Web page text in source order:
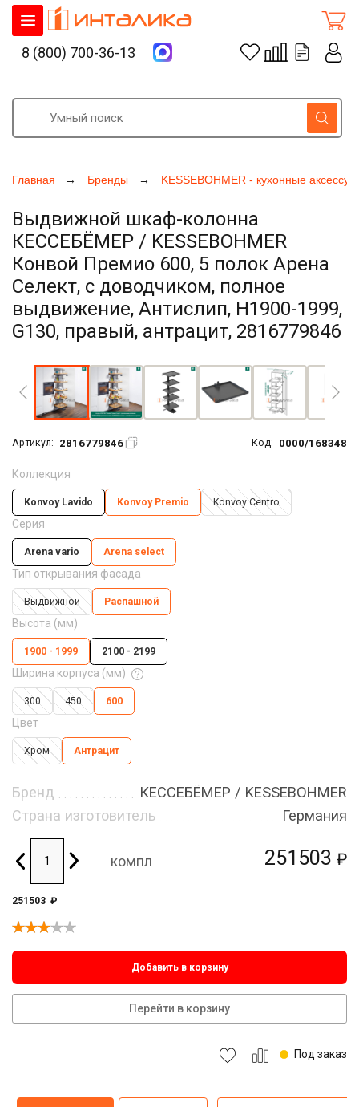
Главная Бренды KESSEBOHMER - кухонные
Выдвижной шкаф-колонна
КЕССЕБЁМЕР / KESSEBOHMER
Конвой Премио 600, 5 полок Арена
Селект, с доводчиком, полное
выдвижение, Антислип, H1900-1999,
G130, правый, антрацит, 2816779846
Артикул: 2816779846 Код: 0000/168348
251503 ₽
Коллекция
Konvoy Lavido Konvoy Premio Konvoy Centro
Серия
Arena vario Arena seleсt
Тип открывания фасада
Выдвижной Распашной
Высота (мм)
1900 - 1999 2100 - 2199
Ширина корпуса (мм)
300 450 600
Цвет
Хром Антрацит
Бренд
КЕССЕБЁМЕР / KESSEBOHMER
Страна изготовитель
Германия
компл
251503 ₽
Добавить в корзину
Перейти в корзину
Под заказ
8 (800) 700-36-13